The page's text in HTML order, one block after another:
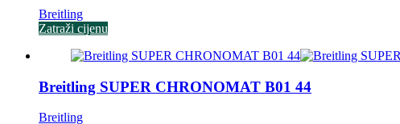
Breitling
Zatraži cijenu
Breitling SUPER CHRONOMAT B01 44
Breitling